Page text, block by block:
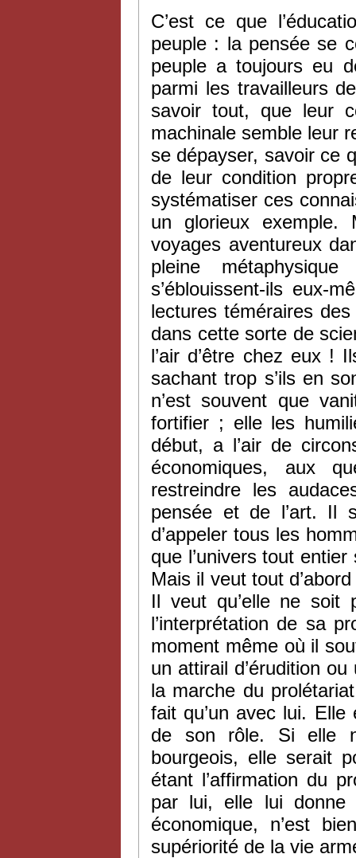
C’est ce que
peuple : la pensée se
peuple a toujours eu
parmi les travailleurs
savoir tout, que leur
machinale semble leur
se dépayser, savoir ce
de leur condition
systématiser ces
un glorieux
voyages aventureux
pleine
s’éblouissent-ils eux-
lectures téméraires
dans cette sorte de
l’air d’être chez eux !
sachant trop s’ils en
n’est souvent que
fortifier ; elle les
début, a l’air de
économiques, aux
restreindre les
pensée et de l’art. Il
d’appeler tous les
que l’univers tout
Mais il veut tout
Il veut qu’elle ne soit
l’interprétation de sa
moment même où il
un attirail d’érudition
la marche du
fait qu’un avec lui.
de son rôle. Si elle
bourgeois, elle serait
étant l’affirmation du
par lui, elle lui donne
économique, n’est
supériorité de la vie